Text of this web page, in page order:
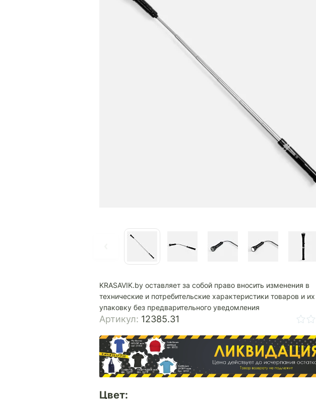
KRASAVIK.by оставляет за собой право вносить изменения в
технические и потребительские характеристики товаров и их
упаковку без предварительного уведомления
Артикул: 12385.31
Цвет: